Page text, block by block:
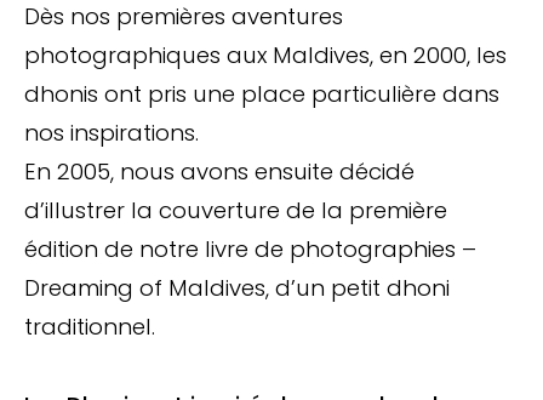
Dès nos premières aventures
photographiques aux Maldives, en 2000, les
dhonis ont pris une place particulière dans
nos inspirations.
En 2005, nous avons ensuite décidé
d’illustrer la couverture de la première
édition de notre livre de photographies –
Dreaming of Maldives, d’un petit dhoni
traditionnel.